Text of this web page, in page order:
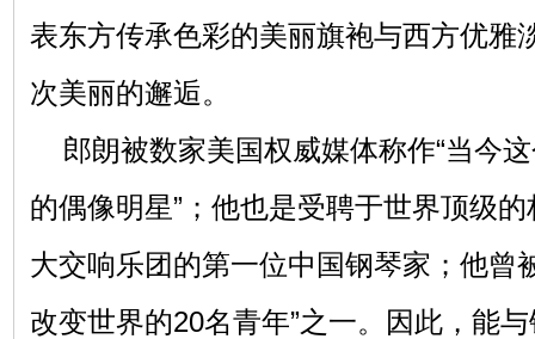
表东方传承色彩的美丽旗袍与西方优雅
次美丽的邂逅。
郎朗被数家美国权威媒体称作“当今
的偶像明星”；他也是受聘于世界顶级
大交响乐团的第一位中国钢琴家；他曾
改变世界的20名青年”之一。因此，能